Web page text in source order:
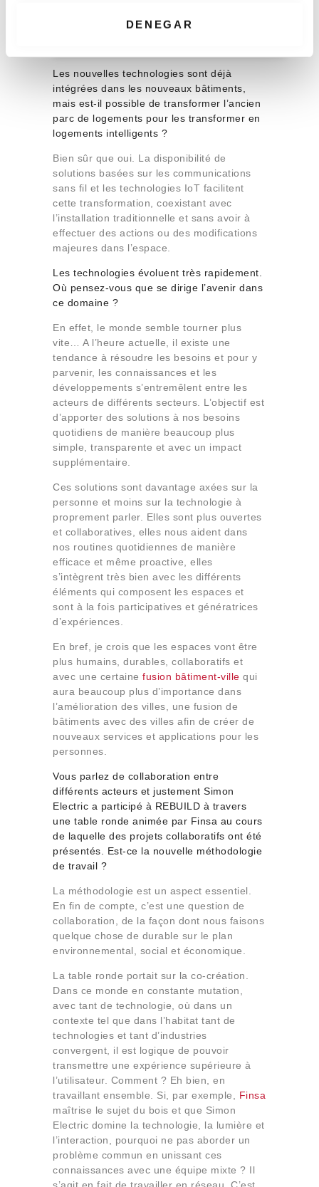
i
DENEGAR
Les nouvelles technologies sont déjà
intégrées dans les nouveaux bâtiments,
mais est-il possible de transformer l’ancien
parc de logements pour les transformer en
logements intelligents ?
Bien sûr que oui. La disponibilité de
solutions basées sur les communications
sans fil et les technologies IoT facilitent
cette transformation, coexistant avec
l’installation traditionnelle et sans avoir à
effectuer des actions ou des modifications
majeures dans l’espace.
Les technologies évoluent très rapidement.
Où pensez-vous que se dirige l’avenir dans
ce domaine ?
En effet, le monde semble tourner plus
vite… A l’heure actuelle, il existe une
tendance à résoudre les besoins et pour y
parvenir, les connaissances et les
développements s’entremêlent entre les
acteurs de différents secteurs. L’objectif est
d’apporter des solutions à nos besoins
quotidiens de manière beaucoup plus
simple, transparente et avec un impact
supplémentaire.
Ces solutions sont davantage axées sur la
personne et moins sur la technologie à
proprement parler. Elles sont plus ouvertes
et collaboratives, elles nous aident dans
nos routines quotidiennes de manière
efficace et même proactive, elles
s’intègrent très bien avec les différents
éléments qui composent les espaces et
sont à la fois participatives et génératrices
d’expériences.
En bref, je crois que les espaces vont être
plus humains, durables, collaboratifs et
avec une certaine fusion bâtiment-ville qui
aura beaucoup plus d’importance dans
l’amélioration des villes, une fusion de
bâtiments avec des villes afin de créer de
nouveaux services et applications pour les
personnes.
Vous parlez de collaboration entre
différents acteurs et justement Simon
Electric a participé à REBUILD à travers
une table ronde animée par Finsa au cours
de laquelle des projets collaboratifs ont été
présentés. Est-ce la nouvelle méthodologie
de travail ?
La méthodologie est un aspect essentiel.
En fin de compte, c’est une question de
collaboration, de la façon dont nous faisons
quelque chose de durable sur le plan
environnemental, social et économique.
La table ronde portait sur la co-création.
Dans ce monde en constante mutation,
avec tant de technologie, où dans un
contexte tel que dans l’habitat tant de
technologies et tant d’industries
convergent, il est logique de pouvoir
transmettre une expérience supérieure à
l’utilisateur. Comment ? Eh bien, en
travaillant ensemble. Si, par exemple, Finsa
maîtrise le sujet du bois et que Simon
Electric domine la technologie, la lumière et
l’interaction, pourquoi ne pas aborder un
problème commun en unissant ces
connaissances avec une équipe mixte ? Il
s’agit en fait de travailler en réseau. C’est